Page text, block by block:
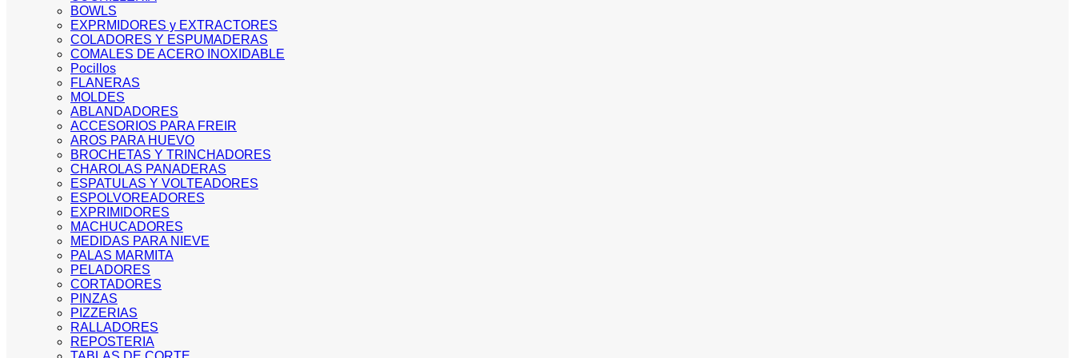
BOWLS
EXPRMIDORES y EXTRACTORES
COLADORES Y ESPUMADERAS
COMALES DE ACERO INOXIDABLE
Pocillos
FLANERAS
MOLDES
ABLANDADORES
ACCESORIOS PARA FREIR
AROS PARA HUEVO
BROCHETAS Y TRINCHADORES
CHAROLAS PANADERAS
ESPATULAS Y VOLTEADORES
ESPOLVOREADORES
EXPRIMIDORES
MACHUCADORES
MEDIDAS PARA NIEVE
PALAS MARMITA
PELADORES
CORTADORES
PINZAS
PIZZERIAS
RALLADORES
REPOSTERIA